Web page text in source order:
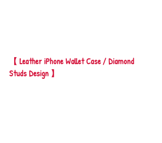
【 Leather iPhone Wallet Case / Diamond
Studs Design 】